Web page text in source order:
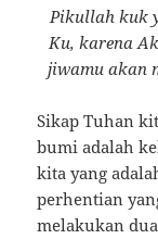
Pikullah kuk
Ku, karena
jiwamu akan
Sikap Tuhan
bumi adalah
kita yang
perhentian
melakukan